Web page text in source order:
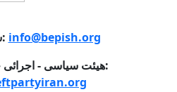
شورای دبیران: info@bepish.org
هیئت سیاسی - اجرائی حزب چپ ایران: